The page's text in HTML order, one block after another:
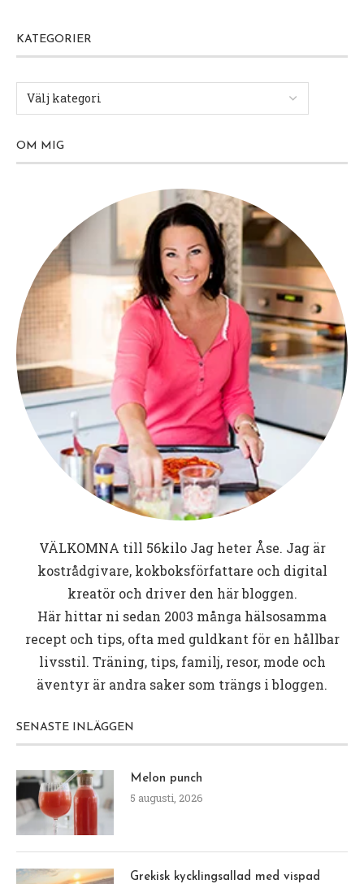
KATEGORIER
OM MIG
VÄLKOMNA till 56kiloJag heter Åse. Jag är
kostrådgivare, kokboksförfattare och digital
kreatör och driver den här bloggen.
Här hittar ni sedan 2003 många hälsosamma
recept och tips, ofta med guldkant för en hållbar
livsstil. Träning, tips, familj, resor, mode och
äventyr är andra saker som trängs i bloggen.
SENASTE INLÄGGEN
Melon punch
5 augusti, 2026
Grekisk kycklingsallad med vispad